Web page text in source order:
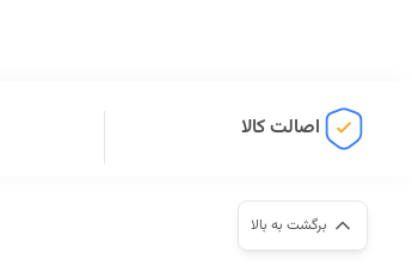
اصالت کالا
برگشت به بالا